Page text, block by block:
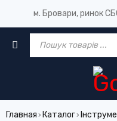
м. Бровари, ринок
Главная › Каталог›